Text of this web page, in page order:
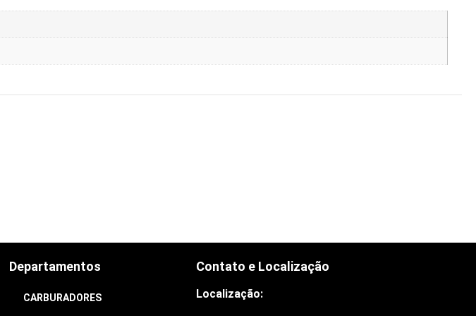
Departamentos
CARBURADORES
Contato e Localização
Localização: